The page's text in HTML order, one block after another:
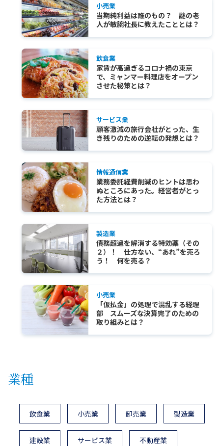
小売業
当期純利益は誰のもの？ 謎の老
人が敏腕社長に教えたこととは？
飲食業
家賃が高過ぎるコロナ禍の東京
で、ミャンマー料理店をオープン
させた秘策とは？
サービス業
顧客激減の旅行会社がとった、生
き残りのための逆転の発想とは？
情報通信業
業務委託経費削減のヒントは思わ
ぬところにあった。経営者がとっ
た方法とは？
製造業
債務超過を解消する特効薬（その
２）！ 仕方ない、“あれ”を売ろ
う！ 何を売る？
小売業
「仮払金」の処理で混乱する経理
部 スムーズな決算完了のための
取り組みとは？
業種
飲食業 小売業 卸売業 製造業
建設業 サービス業 不動産業